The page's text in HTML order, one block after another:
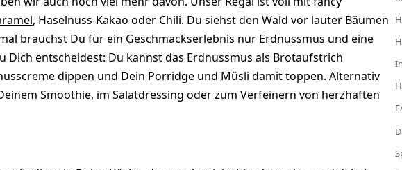
, Haselnuss-Kakao oder Chili. Du siehst den Wald vor lauter Bäumen
brauchst Du für ein Geschmackserlebnis nur Erdnussmus und eine
Dich entscheidest: Du kannst das Erdnussmus als Brotaufstrich
dippen und Dein Porridge und Müsli damit toppen. Alternativ
Smoothie, im Salatdressing oder zum Verfeinern von herzhaften